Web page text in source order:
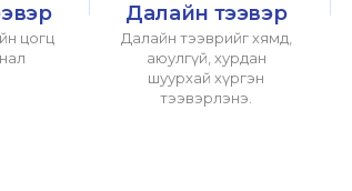
цогц
Далайн тээвэр
Далайн тээврийг хямд,
аюулгүй, хурдан
шуурхай хүргэн
тээвэрлэнэ.